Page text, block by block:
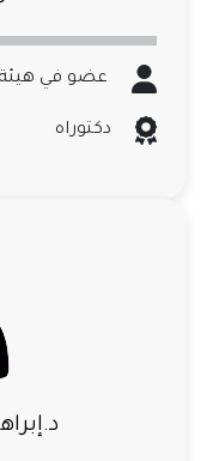
عضو في هيئة
دكتوراه